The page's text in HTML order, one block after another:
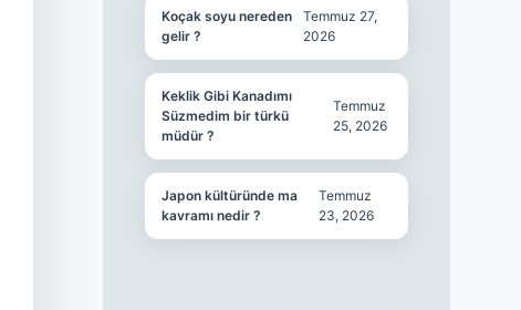
Koçak soyu nereden
gelir ?
Temmuz 27,
2026
Keklik Gibi Kanadımı
Süzmedim bir türkü
müdür ?
Temmuz
25, 2026
Japon kültüründe ma
kavramı nedir ?
Temmuz
23, 2026